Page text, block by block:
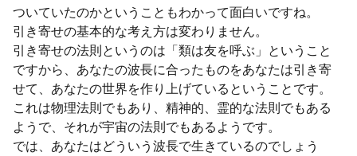
ついていたのかということもわかって面白いですね。
引き寄せの基本的な考え方は変わりません。
引き寄せの法則というのは「類は友を呼ぶ」ということ
ですから、あなたの波長に合ったものをあなたは引き寄
せて、あなたの世界を作り上げているということです。
これは物理法則でもあり、精神的、霊的な法則でもある
ようで、それが宇宙の法則でもあるようです。
では、あなたはどういう波長で生きているのでしょう